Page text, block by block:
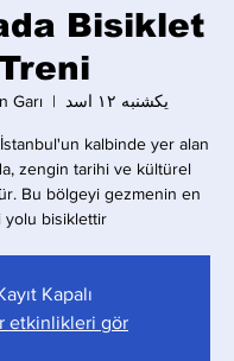
Bisiklet
یکشنبه ۱۲ اسد
  |
Garı
İstanbul'un kalbinde yer alan
zengin tarihi ve kültürel
Bu bölgeyi gezmenin en
yolu bisiklettir.
Kapalı
etkinlikleri gör